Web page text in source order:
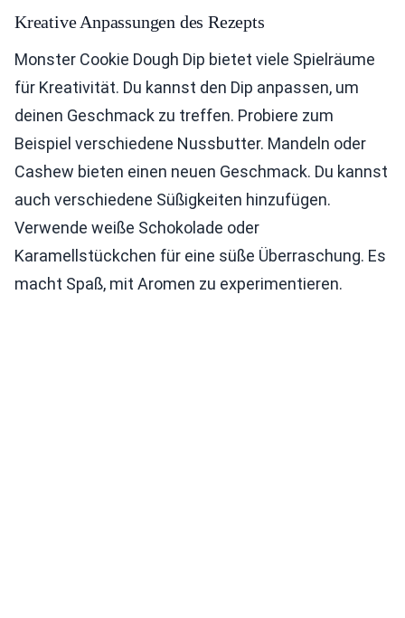
Kreative Anpassungen des Rezepts
Monster Cookie Dough Dip bietet viele Spielräume
für Kreativität. Du kannst den Dip anpassen, um
deinen Geschmack zu treffen. Probiere zum
Beispiel verschiedene Nussbutter. Mandeln oder
Cashew bieten einen neuen Geschmack. Du kannst
auch verschiedene Süßigkeiten hinzufügen.
Verwende weiße Schokolade oder
Karamellstückchen für eine süße Überraschung. Es
macht Spaß, mit Aromen zu experimentieren.